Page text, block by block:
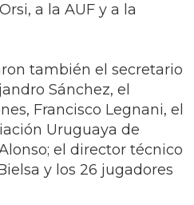
a la AUF y a la
también el secretario
Sánchez, el
Francisco Legnani, el
Uruguaya de
el director técnico
y los 26 jugadores